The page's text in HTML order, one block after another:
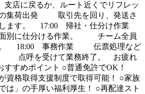
に戻るか、ルート近くでリフレッ
集荷出発 取引先を回り、発送さ
します。 17:00 帰社・仕分け作業
別に仕分ける作業。 チーム全員
。 18:00 事務作業 伝票処理など
点呼を受けて業務終了。 お疲れ
すめポイント ○普通免許でOK！
資格取得支援制度で取得可能！ ○家族
は」の手厚い福利厚生！ ○再配達スト